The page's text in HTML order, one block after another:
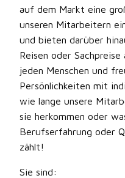
auf dem Markt eine
unseren Mitarbeitern
und bieten darüber
Reisen oder
jeden Menschen und
Persönlichkeiten mit
wie lange unsere
sie herkommen oder
Berufserfahrung oder
zählt!
Sie sind: